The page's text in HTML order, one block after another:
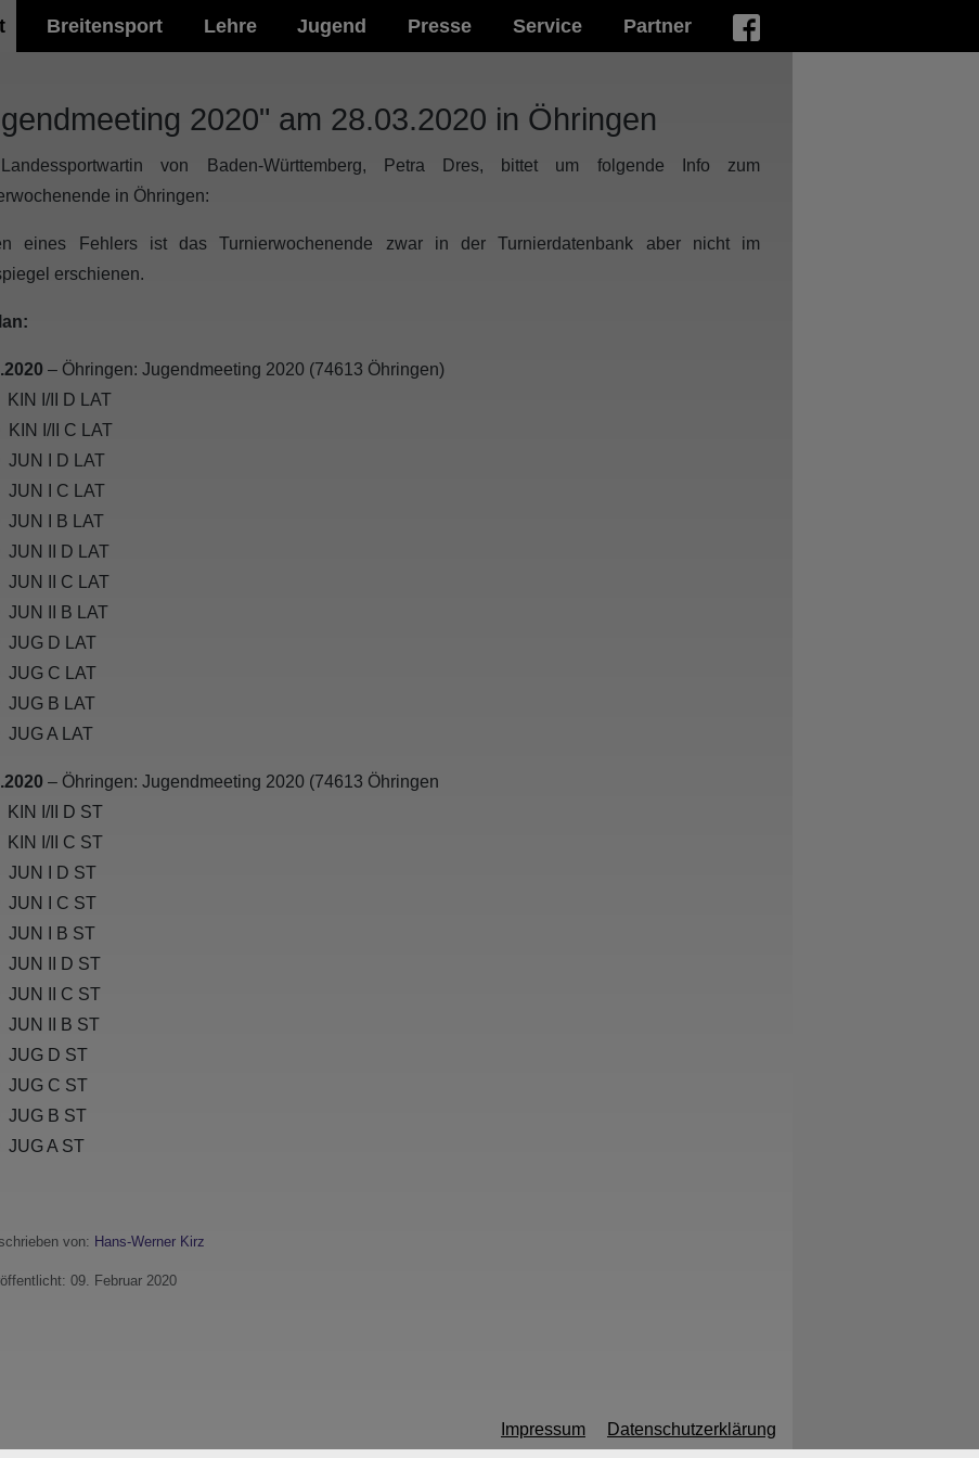
Breitensport Lehre Jugend Presse Service Partner
2020" am 28.03.2020 in Öhringen
von Baden-Württemberg, Petra Dres, bittet um folgende Info zum
in Öhringen:
eines Fehlers ist das Turnierwochenende zwar in der Turnierdatenbank aber nicht im
erschienen.
– Öhringen: Jugendmeeting 2020 (74613 Öhringen)
KIN I/II D LAT
KIN I/II C LAT
JUN I D LAT
JUN I C LAT
JUN I B LAT
JUN II D LAT
JUN II C LAT
JUN II B LAT
JUG D LAT
JUG C LAT
JUG B LAT
JUG A LAT
– Öhringen: Jugendmeeting 2020 (74613 Öhringen
KIN I/II D ST
KIN I/II C ST
JUN I D ST
JUN I C ST
JUN I B ST
JUN II D ST
JUN II C ST
JUN II B ST
JUG D ST
JUG C ST
JUG B ST
JUG A ST
von: Hans-Werner Kirz
09. Februar 2020
Impressum Datenschutzerklärung